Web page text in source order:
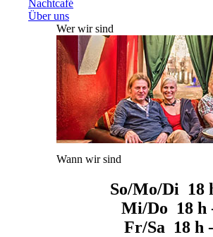
Nachtcafé
Über uns
Wer wir sind
Wann wir sind
So/Mo/Di 18
Mi/Do 18 h
Fr/Sa 18 h